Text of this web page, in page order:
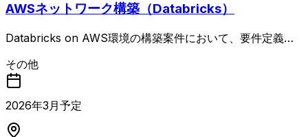
AWSネットワーク構築（Databricks）
Databricks on AWS環境の構築案件において、要件定義以
体は元請けメンバーが対応しているため、本ポジションでは
主にAWS上のVPC設計・構築やファイアウォール設定など
ネットワーク周りを中心にご対応いただきます。 要件定義
から設計、構築、テスト、運用設計まで一連のフェーズに関
わることができるため、上流からインフラ構築まで幅広く対
その他
2026年3月予定